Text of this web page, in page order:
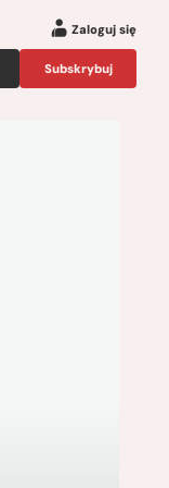
Zaloguj się
Subskrybuj